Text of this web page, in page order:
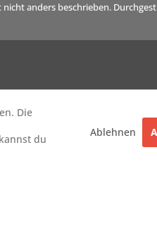
anders beschrieben.
Die
du
Ablehnen